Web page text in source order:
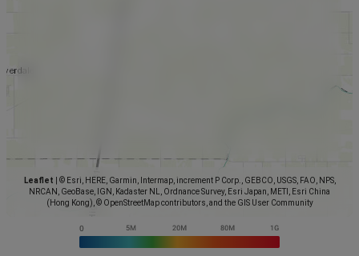
Leaflet
© Esri, HERE, Garmin, Intermap, increment P Corp., GEBCO, USGS, FAO, NPS,
NRCAN, GeoBase, IGN, Kadaster NL, Ordnance Survey, Esri Japan, METI, Esri China
(Hong Kong), © OpenStreetMap contributors, and the GIS User Community